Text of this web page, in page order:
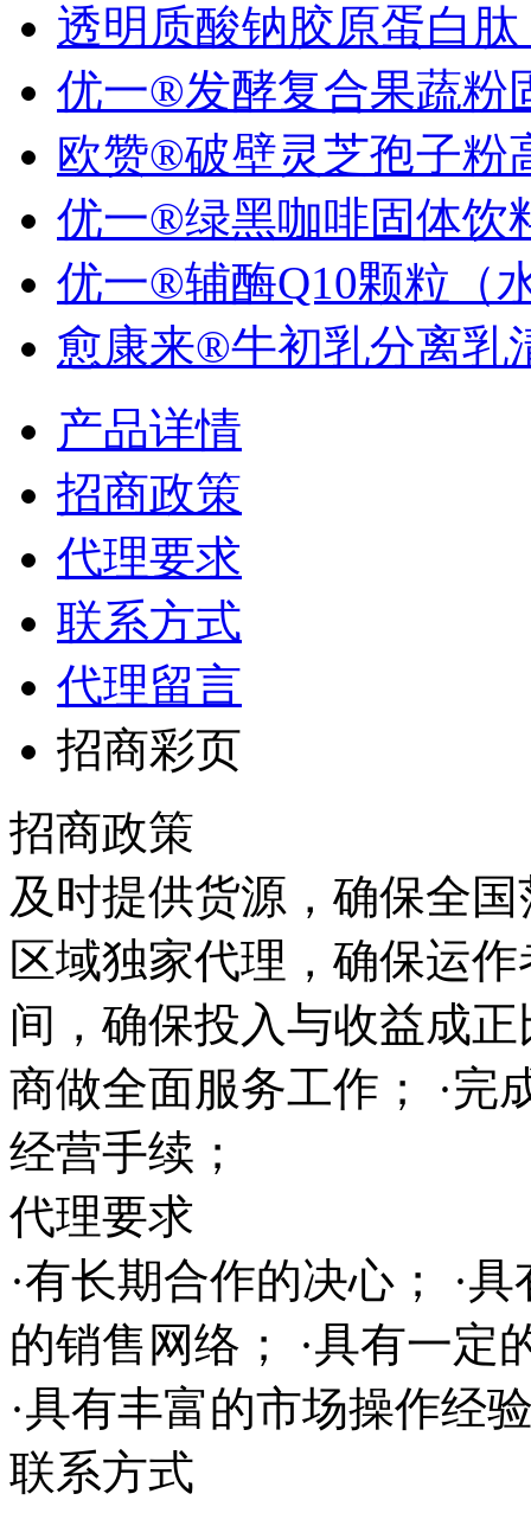
透明质酸钠胶原蛋白肽
优一®发酵复合果蔬粉
欧赞®破壁灵芝孢子粉
优一®绿黑咖啡固体饮
优一®辅酶Q10颗粒（
愈康来®牛初乳分离乳
产品详情
招商政策
代理要求
联系方式
代理留言
招商彩页
招商政策
及时提供货源，确保全
区域独家代理，确保运
间，确保投入与收益成
商做全面服务工作； ·完
经营手续；
代理要求
·有长期合作的决心； ·
的销售网络； ·具有一定
·具有丰富的市场操作经
联系方式